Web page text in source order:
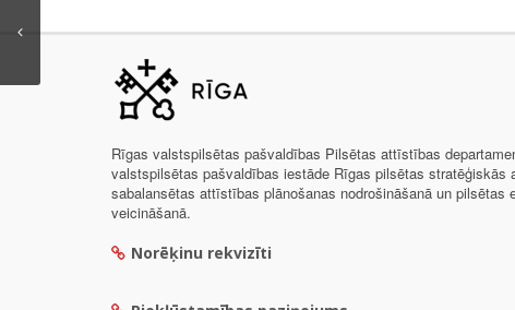
Rīgas valstspilsētas pašvaldības Pilsētas attīstības
valstspilsētas pašvaldības iestāde Rīgas pilsētas stratēģiskās
sabalansētas attīstības plānošanas nodrošināšanā un pilsētas
veicināšanā.
Norēķinu rekvizīti